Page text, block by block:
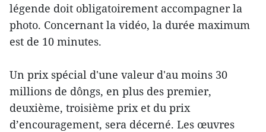
légende doit obligatoirement accompagner la
photo. Concernant la vidéo, la durée maximum
est de 10 minutes.
Un prix spécial d'une valeur d'au moins 30
millions de dôngs, en plus des premier,
deuxième, troisième prix et du prix
d’encouragement, sera décerné. Les œuvres